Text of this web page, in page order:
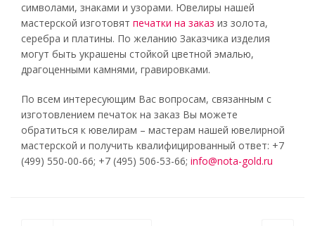
символами, знаками и узорами. Ювелиры нашей
мастерской изготовят печатки на заказ из золота,
серебра и платины. По желанию Заказчика изделия
могут быть украшены стойкой цветной эмалью,
драгоценными камнями, гравировками.
По всем интересующим Вас вопросам, связанным с
изготовлением печаток на заказ Вы можете
обратиться к ювелирам – мастерам нашей ювелирной
мастерской и получить квалифицированный ответ: +7
(499) 550-00-66; +7 (495) 506-53-66; info@nota-gold.ru